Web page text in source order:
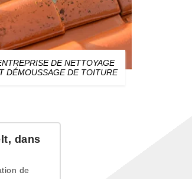
DE NETTOYAGE
DÉMOUSSAGE DE TOITURE
dans
de